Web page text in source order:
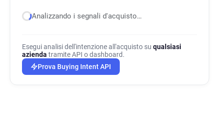
Analizzando i segnali d'acquisto…
Esegui analisi dell'intenzione all'acquisto su qualsiasi
azienda tramite API o dashboard.
Prova Buying Intent API